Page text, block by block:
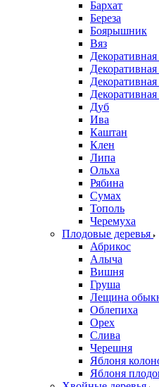
Бархат
Береза
Боярышник
Вяз
Декоративная
Дуб
Ива
Каштан
Клен
Липа
Ольха
Рябина
Сумах
Тополь
Черемуха
Плодовые деревья
Абрикос
Алыча
Вишня
Груша
Лещина
Облепиха
Орех
Слива
Черешня
Яблоня
Яблоня